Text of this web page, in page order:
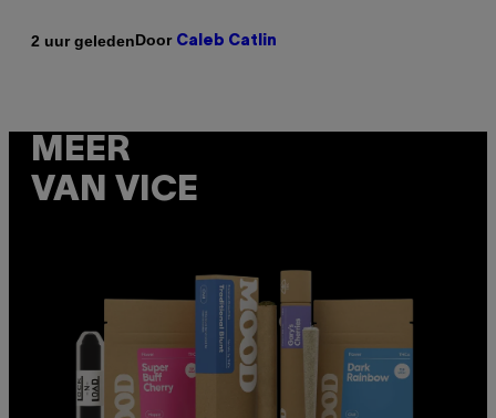
2 uur geledenDoor Caleb Catlin
MEER
VAN VICE